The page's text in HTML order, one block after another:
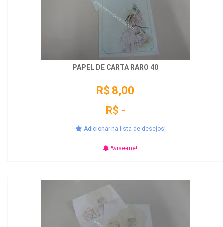
PAPEL DE CARTA RARO 40
R$ 8,00
R$ -
Adicionar na lista de desejos!
Avise-me!